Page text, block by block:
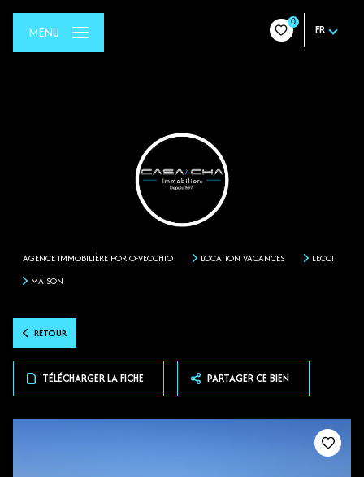
0
FR
MENU
AGENCE IMMOBILIÈRE PORTO-VECCHIO LOCATION VACANCES
LECCI
MAISON
RETOUR
TÉLÉCHARGER LA FICHE PARTAGER CE BIEN